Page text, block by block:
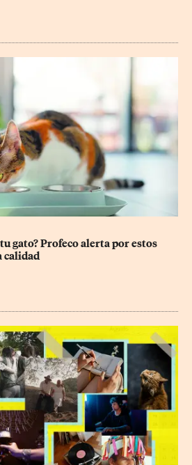
gato? Profeco alerta por estos
calidad